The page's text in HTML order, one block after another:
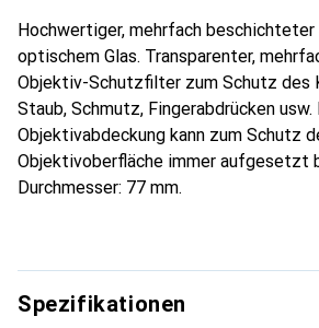
Hochwertiger, mehrfach
optischem Glas. Transparenter,
Objektiv-Schutzfilter zum Schutz des
Staub, Schmutz, Fingerabdrücken usw.
Objektivabdeckung kann zum Schutz
Objektivoberfläche immer aufgesetzt
Durchmesser: 77 mm.
Spezifikationen